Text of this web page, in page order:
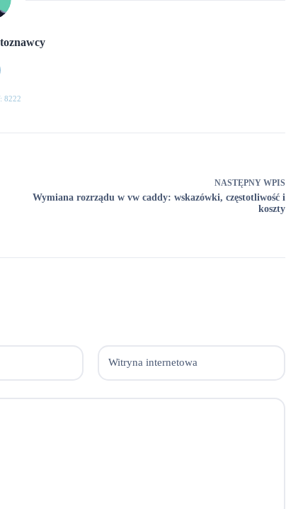
8222
NASTĘPNY WPIS
Wymiana rozrządu w vw caddy: wskazówki, częstotliwość i
koszty
Witryna internetowa